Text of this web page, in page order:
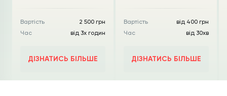
Вартість
2 500 грн
Час
від 3х годин
ДІЗНАТИСЬ БІЛЬШЕ
Вартість
від 400 грн
Час
від 30хв
ДІЗНАТИСЬ БІЛЬШЕ